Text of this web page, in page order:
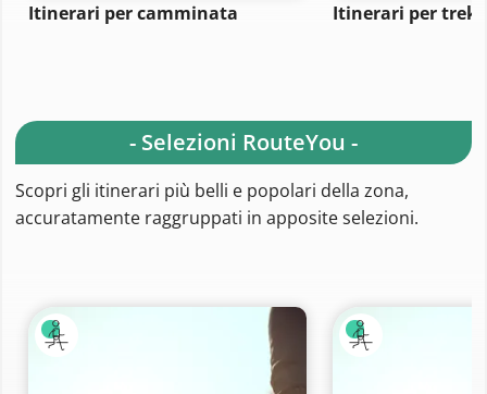
Itinerari per camminata Itinerari per
- Selezioni RouteYou -
Scopri gli itinerari più belli e popolari della zona,
accuratamente raggruppati in apposite selezioni.